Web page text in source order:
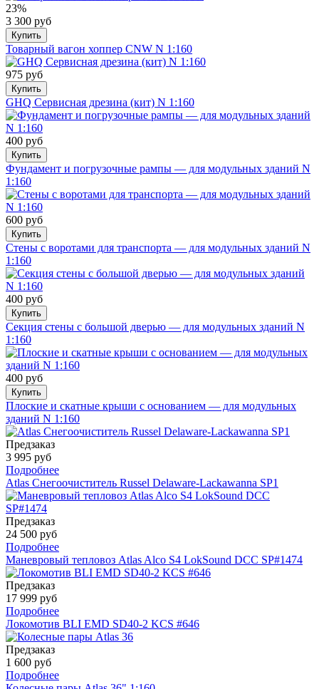
23%
3 300 руб
Купить
Товарный вагон хоппер CNW N 1:160
975 руб
Купить
GHQ Сервисная дрезина (кит) N 1:160
400 руб
Купить
Фундамент и погрузочные рампы — для модульных зданий N
1:160
600 руб
Купить
Стены с воротами для транспорта — для модульных зданий N
1:160
400 руб
Купить
Секция стены с большой дверью — для модульных зданий N
1:160
400 руб
Купить
Плоские и скатные крыши с основанием — для модульных
зданий N 1:160
Предзаказ
3 995 руб
Подробнее
Atlas Снегоочиститель Russel Delaware-Lackawanna SP1
Предзаказ
24 500 руб
Подробнее
Маневровый тепловоз Atlas Alco S4 LokSound DCC SP#1474
Предзаказ
17 999 руб
Подробнее
Локомотив BLI EMD SD40-2 KCS #646
Предзаказ
1 600 руб
Подробнее